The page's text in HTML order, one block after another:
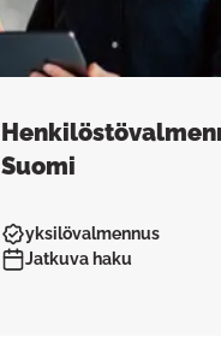
Suomi
yksilövalmennus
Jatkuva haku